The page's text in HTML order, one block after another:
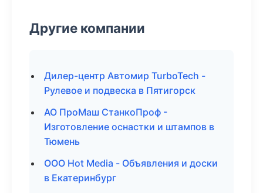
Другие компании
Дилер-центр Автомир TurboTech -
Рулевое и подвеска в Пятигорск
АО ПроМаш СтанкоПроф -
Изготовление оснастки и штампов в
Тюмень
ООО Hot Media - Объявления и доски
в Екатеринбург